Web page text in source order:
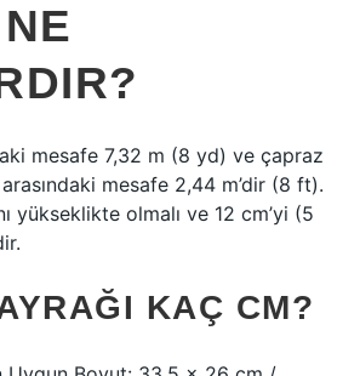
mesafe 7,32 m (8 yd) ve çapraz
mesafe 2,44 m’dir (8 ft).
yükseklikte olmalı ve 12 cm’yi (5
KAÇ CM?